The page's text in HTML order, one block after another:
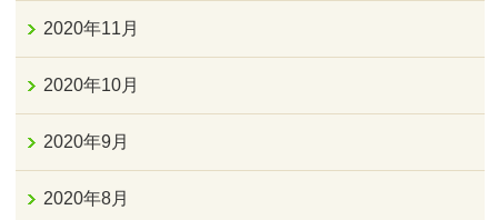
2020年11月
2020年10月
2020年9月
2020年8月